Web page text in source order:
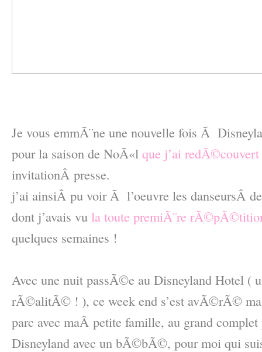
Je vous emmÃ¨ne une nouvelle fois Ã
pour la saison de NoÃ«l que j’ai redÃ©couvert
invitationÂ presse.
j’ai ainsiÂ pu voir Ã l’oeuvre les danseursÂ
dont j’avais vu la toute premiÃ¨re
quelques semaines !
Avec une nuit passÃ©e au Disneyland Hotel (
rÃ©alitÃ© ! ), ce week end s’est avÃ©rÃ©
parc avec maÂ petite famille, au grand
Disneyland avec un bÃ©bÃ©, pour moi qui